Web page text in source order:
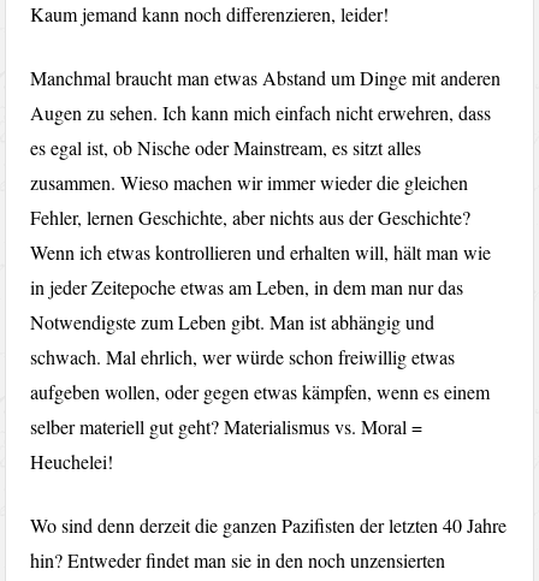
Kaum jemand kann noch differenzieren, leider!
Manchmal braucht man etwas Abstand um Dinge mit anderen
Augen zu sehen. Ich kann mich einfach nicht erwehren, dass
es egal ist, ob Nische oder Mainstream, es sitzt alles
zusammen. Wieso machen wir immer wieder die gleichen
Fehler, lernen Geschichte, aber nichts aus der Geschichte?
Wenn ich etwas kontrollieren und erhalten will, hält man wie
in jeder Zeitepoche etwas am Leben, in dem man nur das
Notwendigste zum Leben gibt. Man ist abhängig und
schwach. Mal ehrlich, wer würde schon freiwillig etwas
aufgeben wollen, oder gegen etwas kämpfen, wenn es einem
selber materiell gut geht? Materialismus vs. Moral =
Heuchelei!
Wo sind denn derzeit die ganzen Pazifisten der letzten 40 Jahre
hin? Entweder findet man sie in den noch unzensierten